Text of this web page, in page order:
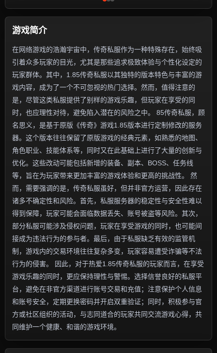
游戏简介
在网络游戏的浩瀚宇宙中，传奇私服作为一种特殊存在，始终吸
引着众多玩家的目光，尤其是那些追求极致体验与个性化设定的
玩家群体。其中，1.85传奇私服以其独特的版本特色与丰富的游
戏内容，成为了一个不可忽视的热门选择。然而，值得注意的
是，尽管这类私服提供了别样的游戏乐趣，但玩家在享受的同
时，也应理性对待，避免陷入潜在的风险之中。 85传奇私服，顾
名思义，是基于原版《传奇》游戏1.85版本进行定制修改的服务
器。这个版本往往保留了原版游戏的经典元素，如熟悉的地图、
角色职业、技能体系等，同时又在此基础上进行了大量的创新与
优化。这些改动可能包括新增的装备、副本、BOSS、任务线
等，旨在为玩家带来更加丰富的游戏体验和更高的挑战性。 然
而，需要强调的是，传奇私服虽好，但并非官方运营，因此存在
诸多不确定性和风险。首先，私服服务器的稳定性与安全性难以
得到保障，玩家可能会面临数据丢失、账号被盗等风险。其次，
部分私服可能涉及侵权问题，玩家在享受游戏的同时，也可能间
接成为违法行为的参与者。最后，由于私服缺乏有效的监管机
制，游戏内的交易环境往往复杂多变，玩家容易遭受诈骗等不法
行为的侵害。 因此，对于热爱1.85传奇私服的玩家而言，在享受
游戏乐趣的同时，更应保持理性与警惕。选择信誉良好的私服平
台，避免在非官方渠道进行账号交易和充值；注意保护个人信息
和账号安全，定期更换密码并开启双重验证；同时，积极参与官
方或社区组织的活动，与志同道合的玩家共同交流游戏心得，共
同维护一个健康、和谐的游戏环境。